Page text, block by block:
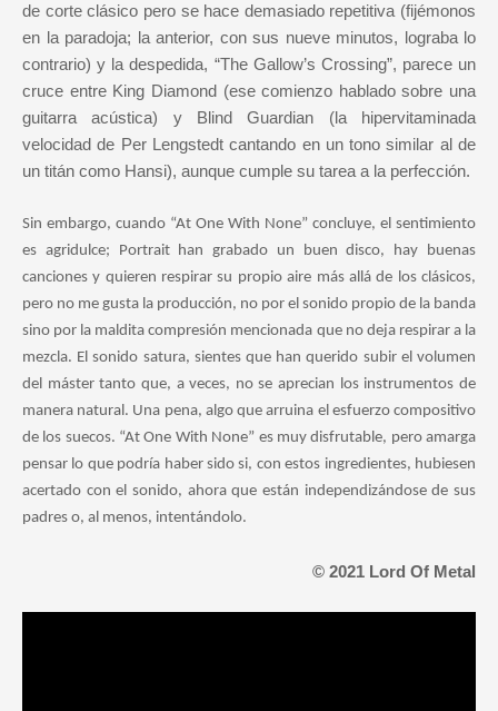
de corte clásico pero se hace demasiado repetitiva (fijémonos
en la paradoja; la anterior, con sus nueve minutos, lograba lo
contrario) y la despedida, “The Gallow’s Crossing”, parece un
cruce entre King Diamond (ese comienzo hablado sobre una
guitarra acústica) y Blind Guardian (la hipervitaminada
velocidad de Per Lengstedt cantando en un tono similar al de
un titán como Hansi), aunque cumple su tarea a la perfección.
Sin embargo, cuando “At One With None” concluye, el sentimiento
es agridulce; Portrait han grabado un buen disco, hay buenas
canciones y quieren respirar su propio aire más allá de los clásicos,
pero no me gusta la producción, no por el sonido propio de la banda
sino por la maldita compresión mencionada que no deja respirar a la
mezcla. El sonido satura, sientes que han querido subir el volumen
del máster tanto que, a veces, no se aprecian los instrumentos de
manera natural. Una pena, algo que arruina el esfuerzo compositivo
de los suecos. “At One With None” es muy disfrutable, pero amarga
pensar lo que podría haber sido si, con estos ingredientes, hubiesen
acertado con el sonido, ahora que están independizándose de sus
padres o, al menos, intentándolo.
© 2021 Lord Of Metal